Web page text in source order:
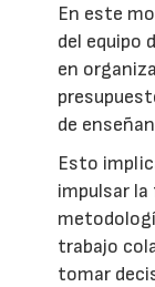
En este
del equipo
en
de
Esto
impulsar
trabajo
tomar